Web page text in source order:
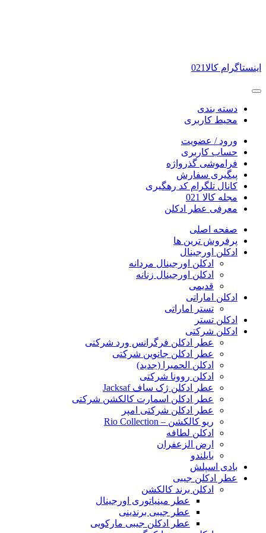
اینستاگرام کالا021
دسته بندی
محیط کاربری
ورود / عضویت
حساب کاربری
فراموشی گذرواژه
پیگیری سفارش
کانال تلگرام کد رهگیری
مجله کالا 021
معرفی عطر ادکلن
صفحه اصلی
پرفروش ترین ها
ادکلن اورجینال
ادکلن اورجینال مردانه
ادکلن اورجینال زنانه
قدیمی
ادکلن اماراتی
تستر اماراتی
ادکلن تستر
ادکلن شرکتی
عطر ادکلن فرگرانس ورد شرکتی
عطر ادکلن جانوین شرکتی
ادکلن الحمبرا (جدید)
ادکلن روونا شرکتی
عطر ادکلن ژک‌ ساف Jacksaf
عطر ادکلن اسمارت کالکشن شرکتی
عطر ادکلن شرکتی امپر
ریو کالکشن – Rio Collection
ادکلن لطافه
ارض الزعفران
بایلندو
بادی اسپلش
عطر ادکلن جیبی
ادکلن برند کالکشن
عطر مینیاتوری اورجینال
عطر جیبی برندینی
عطر ادکلن جیبی مارکویی